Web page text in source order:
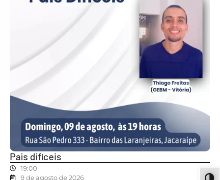
Pais difíceis
19:00
9 de agosto de 2026